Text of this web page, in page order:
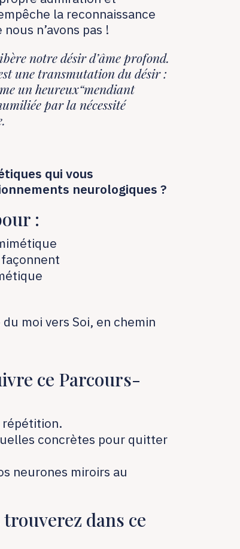
la reconnaissance
n’avons pas !
notre désir d’âme profond.
une transmutation du désir :
un heureux“mendiant
par la nécessité
qui vous
neurologiques ?
:
moi vers Soi, en chemin
ce Parcours-
répétition.
concrètes pour quitter
neurones miroirs au
dans ce